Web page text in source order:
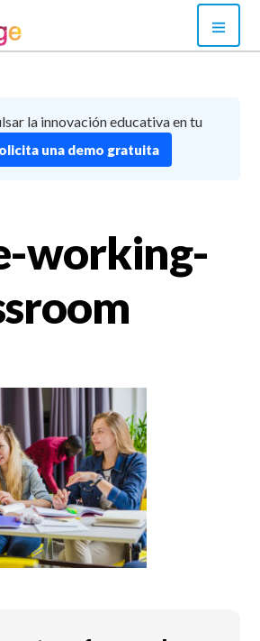
la innovación educativa en tu
una demo gratuita
working-